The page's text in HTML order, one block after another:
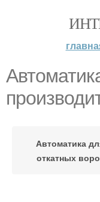
Автоматика
откатных